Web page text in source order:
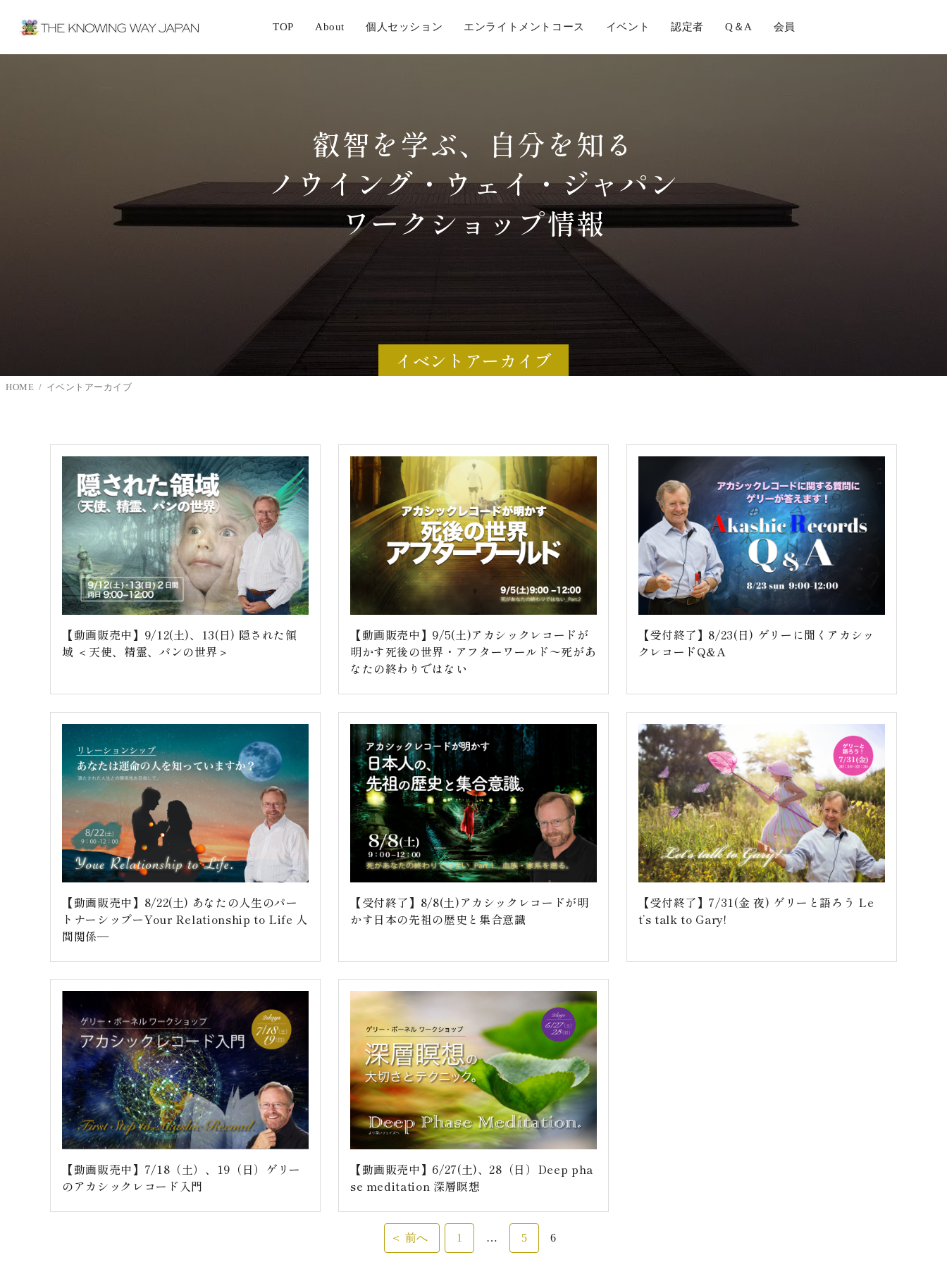
TOP About 個人セッション エンライトメントコース イベント 認定者 Q＆A 会員
イベントアーカイブ
叡智を学ぶ、自分を知る
ノウイング・ウェイ・ジャパン
ワークショップ情報
HOME イベントアーカイブ
【動画販売中】9/12(土)、13(日) 隠された領
域 ＜天使、精霊、パンの世界＞
【動画販売中】9/5(土)アカシックレコードが
明かす死後の世界・アフターワールド〜死があ
なたの終わりではない
【受付終了】8/23(日) ゲリーに聞くアカシッ
クレコードQ&A
【動画販売中】8/22(土) あなたの人生のパー
トナーシップーYour Relationship to Life 人
間関係―
【受付終了】8/8(土)アカシックレコードが明
かす日本の先祖の歴史と集合意識
【受付終了】7/31(金 夜) ゲリーと語ろう Le
t’s talk to Gary!
【動画販売中】7/18（土）、19（日）ゲリー
のアカシックレコード入門
【動画販売中】6/27(土)、28（日）Deep pha
se meditation 深層瞑想
前へ 1 … 5 6